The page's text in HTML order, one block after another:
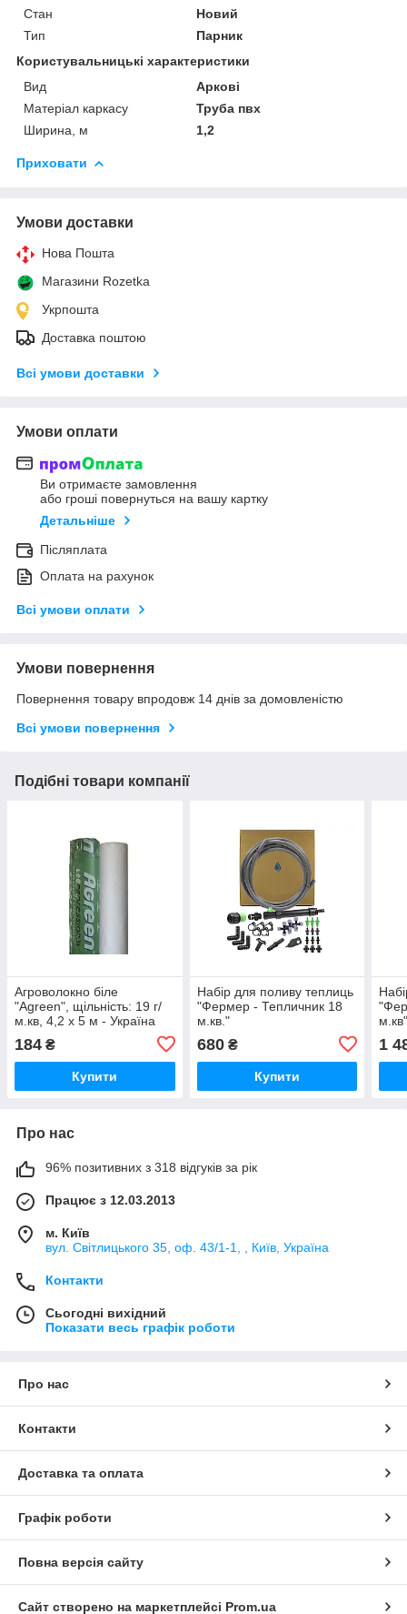
Стан
Новий
Тип
Парник
Користувальницькі характеристики
Вид
Аркові
Матеріал каркасу
Труба пвх
Ширина, м
1,2
Приховати
Умови доставки
Нова Пошта
Магазини Rozetka
Укрпошта
Доставка поштою
Всі умови доставки
Умови оплати
Ви отримаєте замовлення
або гроші повернуться на вашу картку
Детальніше
Післяплата
Оплата на рахунок
Всі умови оплати
Умови повернення
Повернення товару впродовж 14 днів за домовленістю
Всі умови повернення
Подібні товари компанії
Агроволокно біле
"Agreen", щільність: 19 г/
м.кв, 4,2 х 5 м - Україна
184 ₴
Купити
Набір для поливу теплиць
"Фермер - Тепличник 18
м.кв."
680₴
Купити
1
Про нас
96% позитивних з 318 відгуків за рік
Працює з 12.03.2013
м. Київ
вул. Світлицького 35, оф. 43/1-1, , Київ, Україна
Контакти
Сьогодні вихідний
Показати весь графік роботи
Про нас
Контакти
Доставка та оплата
Графік роботи
Повна версія сайту
Сайт створено на маркетплейсі Prom.ua